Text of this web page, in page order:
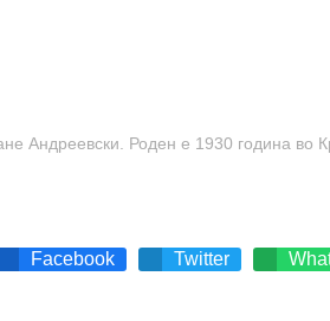
Андреевски. Роден е 1930 година
Facebook Twitter